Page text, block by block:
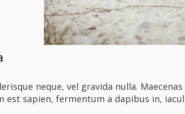
neque, vel gravida nulla.
est sapien, fermentum a dapibus in,